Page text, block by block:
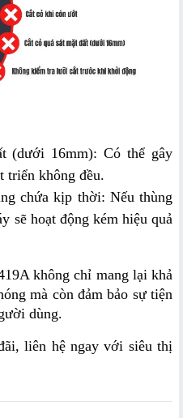
(dưới 16mm): Có thể gây
triển không đều.
chứa kịp thời: Nếu thùng
sẽ hoạt động kém hiệu quả
không chỉ mang lại khả
mà còn đảm bảo sự tiện
dùng.
liên hệ ngay với siêu thị